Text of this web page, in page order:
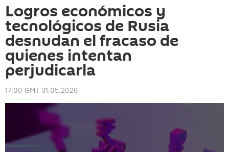
Logros económicos y
tecnológicos de Rusia
desnudan el fracaso de
quienes intentan
perjudicarla
17:00 GMT 31.05.2026